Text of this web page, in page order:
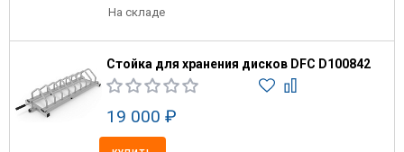
На складе
Стойка для хранения дисков DFC D100842
19 000 ₽